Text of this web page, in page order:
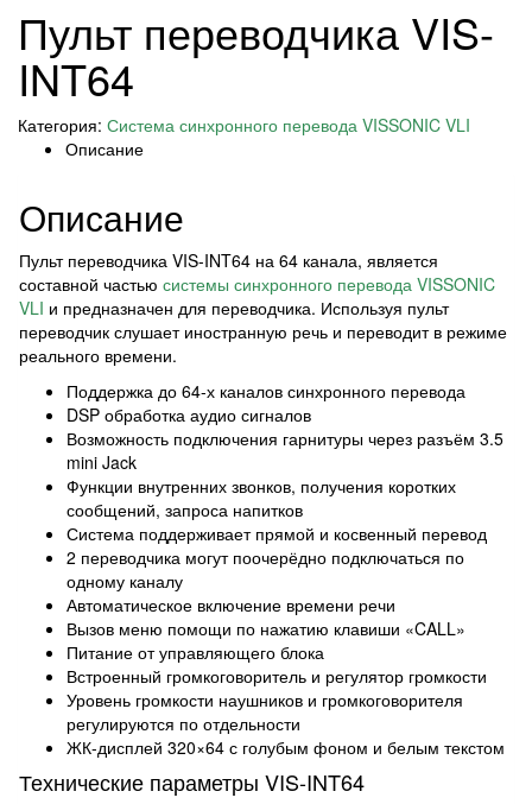
Пульт переводчика VIS-
INT64
Категория: Система синхронного перевода VISSONIC VLI
Описание
Описание
Пульт переводчика VIS-INT64 на 64 канала, является
составной частью системы синхронного перевода VISSONIC
VLI и предназначен для переводчика. Используя пульт
переводчик слушает иностранную речь и переводит в режиме
реального времени.
Поддержка до 64-х каналов синхронного перевода
DSP обработка аудио сигналов
Возможность подключения гарнитуры через разъём 3.5
mini Jack
Функции внутренних звонков, получения коротких
сообщений, запроса напитков
Система поддерживает прямой и косвенный перевод
2 переводчика могут поочерёдно подключаться по
одному каналу
Автоматическое включение времени речи
Вызов меню помощи по нажатию клавиши «CALL»
Питание от управляющего блока
Встроенный громкоговоритель и регулятор громкости
Уровень громкости наушников и громкоговорителя
регулируются по отдельности
ЖК-дисплей 320×64 с голубым фоном и белым текстом
Технические параметры VIS-INT64